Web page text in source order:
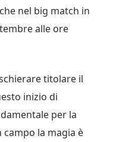
nel big match in
alle ore
titolare il
inizio di
per la
la magia è